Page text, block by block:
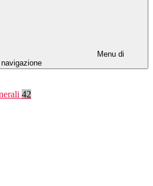
Menu di
navigazione
42